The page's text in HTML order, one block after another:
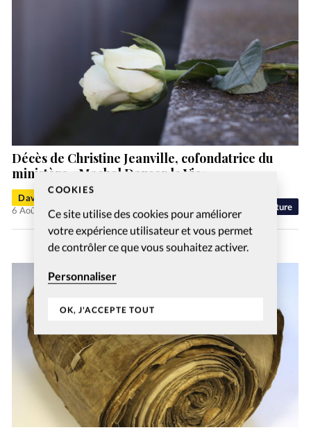
COOKIES
Ce site utilise des cookies pour améliorer
votre expérience utilisateur et vous permet
de contrôler ce que vous souhaitez activer.
Personnaliser
OK, J'ACCEPTE TOUT
Culture
Décès de Christine Jeanville, cofondatrice du
ministère «Machol Danser la Vie»
David Métreau
6 Août 2026